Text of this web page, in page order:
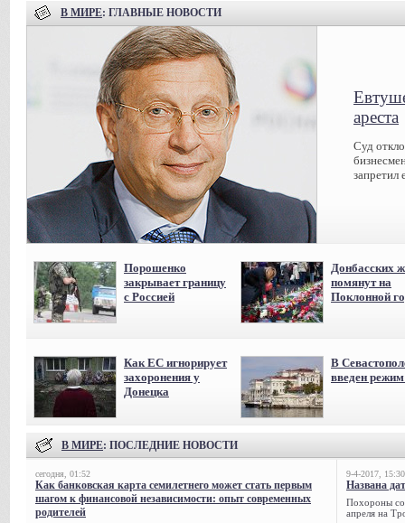
В МИРЕ: ГЛАВНЫЕ НОВОСТИ
ареста
Суд
запретил
Порошенко
закрывает границу
с Россией
Донбасских
помянут на
Поклонной
Как ЕС игнорирует
захоронения у
Донецка
В
введен
В МИРЕ: ПОСЛЕДНИЕ НОВОСТИ
сегодня, 01:52
Как банковская карта семилетнего может стать первым
шагом к финансовой независимости: опыт современных
родителей
9-4-2017, 15:30
Названа
Похороны
апреля на